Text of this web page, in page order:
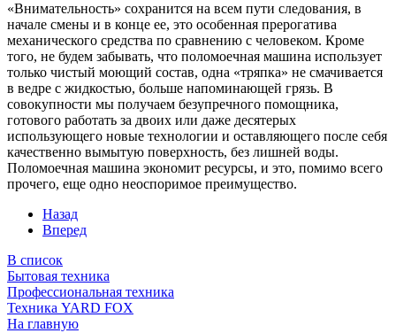
«Внимательность» сохранится на всем пути следования, в
начале смены и в конце ее, это особенная прерогатива
механического средства по сравнению с человеком. Кроме
того, не будем забывать, что поломоечная машина использует
только чистый моющий состав, одна «тряпка» не смачивается
в ведре с жидкостью, больше напоминающей грязь. В
совокупности мы получаем безупречного помощника,
готового работать за двоих или даже десятерых
использующего новые технологии и оставляющего после себя
качественно вымытую поверхность, без лишней воды.
Поломоечная машина экономит ресурсы, и это, помимо всего
прочего, еще одно неоспоримое преимущество.
Назад
Вперед
В список
Бытовая техника
Профессиональная техника
Техника YARD FOX
На главную